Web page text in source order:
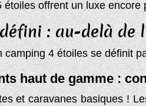
étoiles offrent un luxe
: au-delà de
camping 4 étoiles se définit
haut de gamme :
et caravanes basiques !